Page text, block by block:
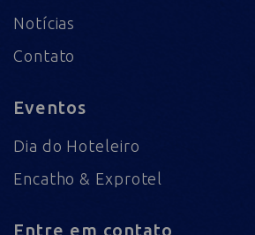
Notícias
Contato
Eventos
Dia do Hoteleiro
Encatho & Exprotel
Entre em contato